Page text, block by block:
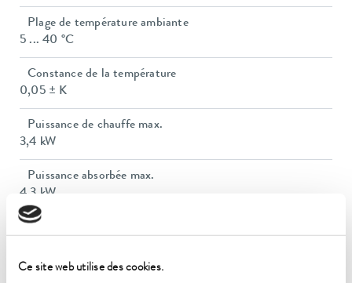
Ce site web utilise des cookies.
Plage de température ambiante
5 ... 40 °C
Constance de la température
0,05 ± K
Puissance de chauffe max.
3,4 kW
Puissance absorbée max.
4,3 kW
Consommation de courant